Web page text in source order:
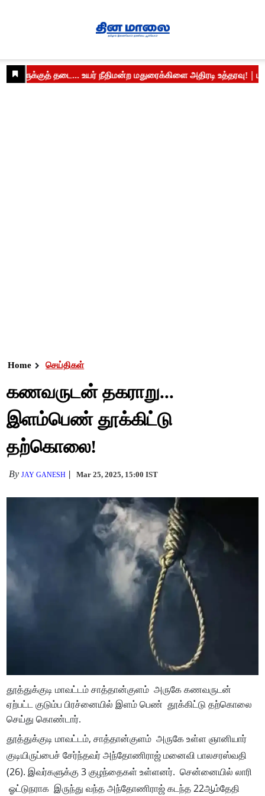
Home செய்திகள்
கணவருடன் தகராறு...
இளம்பெண் தூக்கிட்டு
தற்கொலை!
ByJAY GANESH Mar 25, 2025, 15:00 IST
தூத்துக்குடி மாவட்டம் சாத்தான்குளம் அருகே கணவருடன்
ஏற்பட்ட குடும்ப பிரச்னையில் இளம் பெண் தூக்கிட்டு தற்கொலை
செய்து கொண்டார்.
தூத்துக்குடி மாவட்டம், சாத்தான்குளம் அருகே உள்ள ஞானியார்
குடியிருப்பைச் சேர்ந்தவர் அந்தோணிராஜ் மனைவி பாலசரஸ்வதி
(26). இவர்களுக்கு 3 குழந்தைகள் உள்ளனர். சென்னையில் லாரி
ஓட்டுநராக இருந்து வந்த அந்தோணிராஜ் கடந்த 22ஆம்தேதி